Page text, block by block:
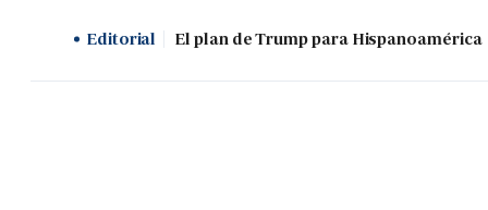
Editorial El plan de Trump para Hispanoamérica